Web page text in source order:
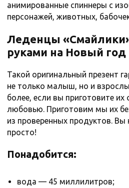
анимированные спиннеры с
персонажей, животных,
Леденцы
руками на Новый год
Такой оригинальный презент
не только малыш, но и
более, если вы приготовите их
любовью. Приготовим мы их
из проверенных продуктов. Вы
просто!
Понадобится:
вода — 45 миллилитров;